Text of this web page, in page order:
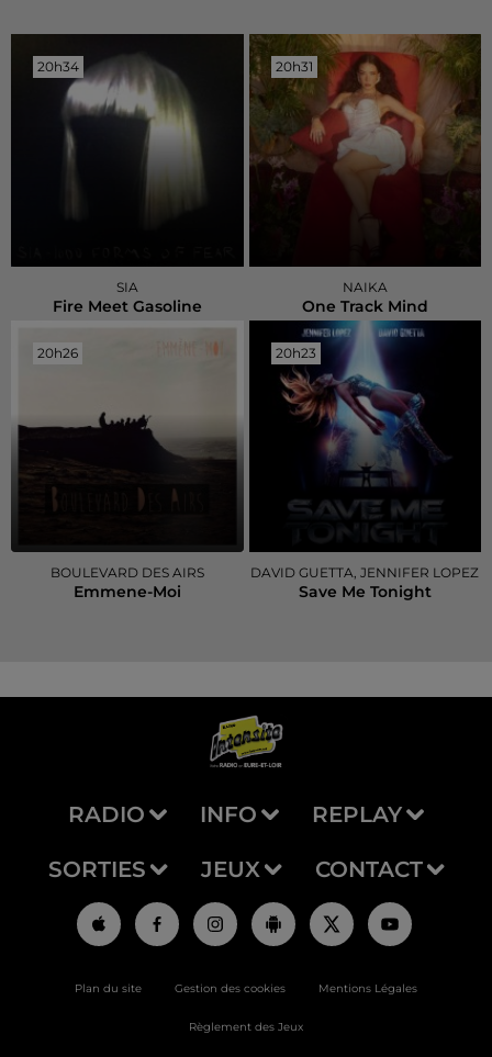
20h34
20h34
SIA
Fire Meet Gasoline
20h31
20h31
NAIKA
One Track Mind
20h26
20h26
BOULEVARD DES AIRS
Emmene-Moi
20h23
20h23
DAVID GUETTA, JENNIFER LOPEZ
Save Me Tonight
RADIO INFO REPLAY
SORTIES JEUX CONTACT
Plan du site Gestion des cookies Mentions Légales
Règlement des Jeux